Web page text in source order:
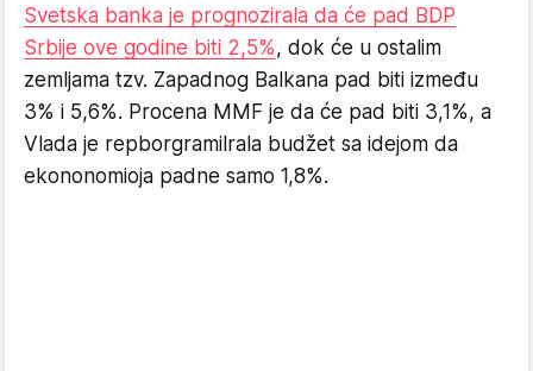
Svetska banka je prognozirala da će pad BDP
Srbije ove godine biti 2,5%, dok će u ostalim
zemljama tzv. Zapadnog Balkana pad biti između
3% i 5,6%. Procena MMF je da će pad biti 3,1%, a
Vlada je repborgramilrala budžet sa idejom da
ekononomioja padne samo 1,8%.